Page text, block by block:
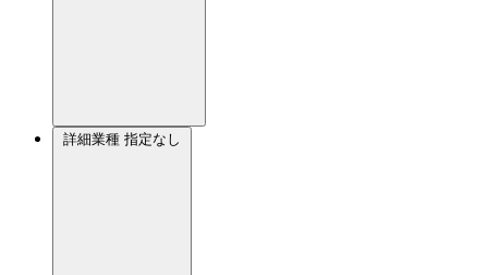
詳細業種 指定なし